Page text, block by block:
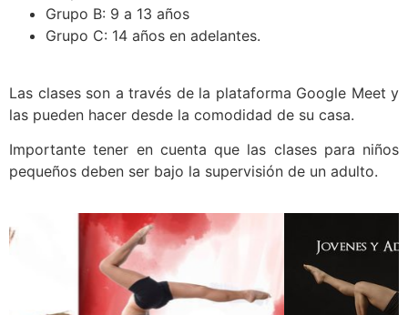
Grupo B: 9 a 13 años
Grupo C: 14 años en adelantes.
Las clases son a través de la plataforma Google Meet y
las pueden hacer desde la comodidad de su casa.
Importante tener en cuenta que las clases para niños
pequeños deben ser bajo la supervisión de un adulto.